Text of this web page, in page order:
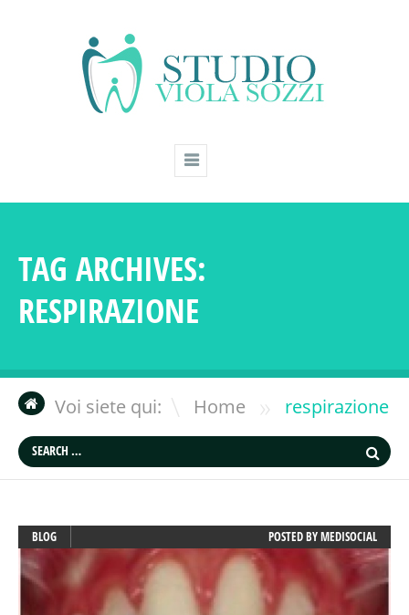
TAG ARCHIVES:
RESPIRAZIONE
Voi siete qui: Home » respirazione
BLOG POSTED BYMEDISOCIAL